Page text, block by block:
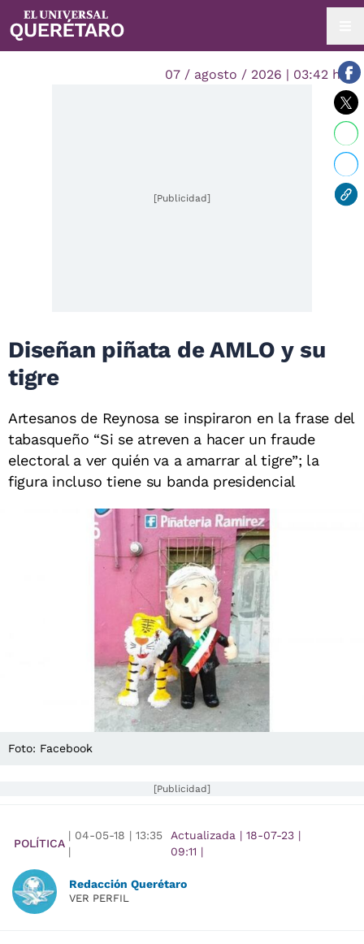
07 / agosto / 2026 | 03:42 hrs.
[Publicidad]
Diseñan piñata de AMLO y su
tigre
Artesanos de Reynosa se inspiraron en la frase del
tabasqueño “Si se atreven a hacer un fraude
electoral a ver quién va a amarrar al tigre”; la
figura incluso tiene su banda presidencial
Foto: Facebook
[Publicidad]
POLÍTICA
| 04-05-18 | 13:35
|
Actualizada |18-07-23 |
09:11 |
Redacción Querétaro
VER PERFIL